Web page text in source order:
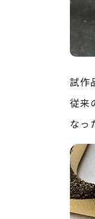
試作
従来
なっ